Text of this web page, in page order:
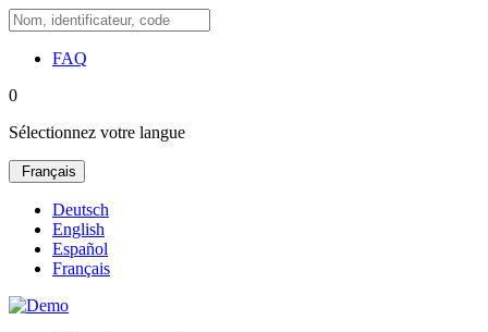
FAQ
0
Sélectionnez votre langue
Français
Deutsch
English
Español
Français